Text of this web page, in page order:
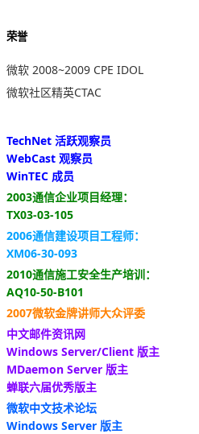
荣誉
微软 2008~2009 CPE IDOL
微软社区精英CTAC
TechNet 活跃观察员
WebCast 观察员
WinTEC 成员
2003通信企业项目经理：
TX03-03-105
2006通信建设项目工程师：
XM06-30-093
2010通信施工安全生产培训：
AQ10-50-B101
2007微软金牌讲师大众评委
中文邮件资讯网
Windows Server/Client 版主
MDaemon Server 版主
蝉联六届优秀版主
微软中文技术论坛
Windows Server 版主